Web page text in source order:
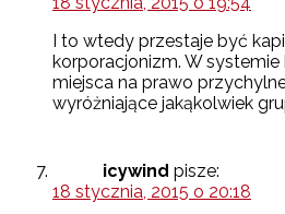
I to wtedy przestaje być
korporacjonizm. W
miejsca na prawo
wyróżniające jakąkolwiek
icywind pisze:
18 stycznia, 2015 o 20:18